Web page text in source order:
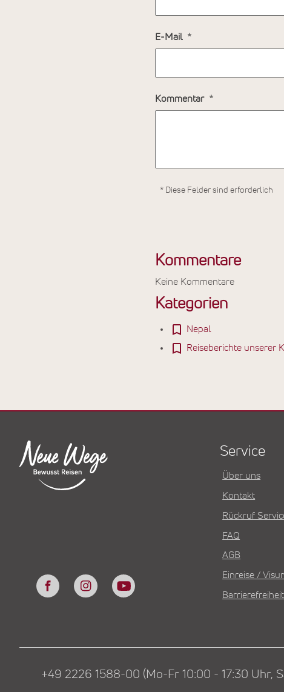
E-Mail
Kommentar
* Diese Felder sind erforderlich
Kommentare
Keine Kommentare
Kategorien
Nepal
Reiseberichte unserer
Service
Über uns
Kontakt
Rückruf
FAQ
AGB
Einreise /
Barrierefreiheit
+49 2226 1588-00 (Mo-Fr 10:00 - 17:30 Uhr,